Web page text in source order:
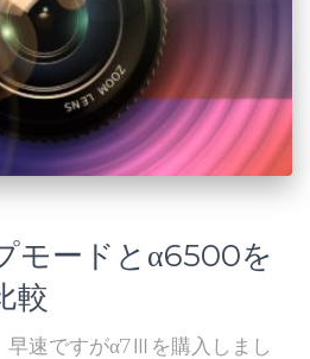
モードとα6500を
較
早速ですがα7Ⅲを購入しまし